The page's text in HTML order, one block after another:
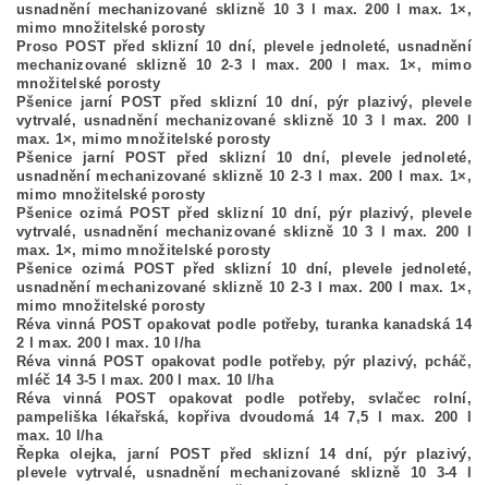
usnadnění mechanizované sklizně 10 3 l max. 200 l max. 1×,
mimo množitelské porosty
Proso POST před sklizní 10 dní, plevele jednoleté, usnadnění
mechanizované sklizně 10 2-3 l max. 200 l max. 1×, mimo
množitelské porosty
Pšenice jarní POST před sklizní 10 dní, pýr plazivý, plevele
vytrvalé, usnadnění mechanizované sklizně 10 3 l max. 200 l
max. 1×, mimo množitelské porosty
Pšenice jarní POST před sklizní 10 dní, plevele jednoleté,
usnadnění mechanizované sklizně 10 2-3 l max. 200 l max. 1×,
mimo množitelské porosty
Pšenice ozimá POST před sklizní 10 dní, pýr plazivý, plevele
vytrvalé, usnadnění mechanizované sklizně 10 3 l max. 200 l
max. 1×, mimo množitelské porosty
Pšenice ozimá POST před sklizní 10 dní, plevele jednoleté,
usnadnění mechanizované sklizně 10 2-3 l max. 200 l max. 1×,
mimo množitelské porosty
Réva vinná POST opakovat podle potřeby, turanka kanadská 14
2 l max. 200 l max. 10 l/ha
Réva vinná POST opakovat podle potřeby, pýr plazivý, pcháč,
mléč 14 3-5 l max. 200 l max. 10 l/ha
Réva vinná POST opakovat podle potřeby, svlačec rolní,
pampeliška lékařská, kopřiva dvoudomá 14 7,5 l max. 200 l
max. 10 l/ha
Řepka olejka, jarní POST před sklizní 14 dní, pýr plazivý,
plevele vytrvalé, usnadnění mechanizované sklizně 10 3-4 l